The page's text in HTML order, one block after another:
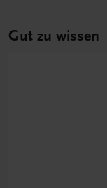
Gut zu wissen